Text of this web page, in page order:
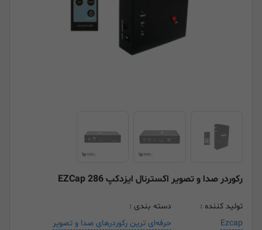
رکوردر صدا و تصویر اکسترنال ایزدکپ EZCap 286
تولید کننده :
Ezcap
دسته بندی :
حرفه‌ای ترین رکوردرهای صدا و تصویر